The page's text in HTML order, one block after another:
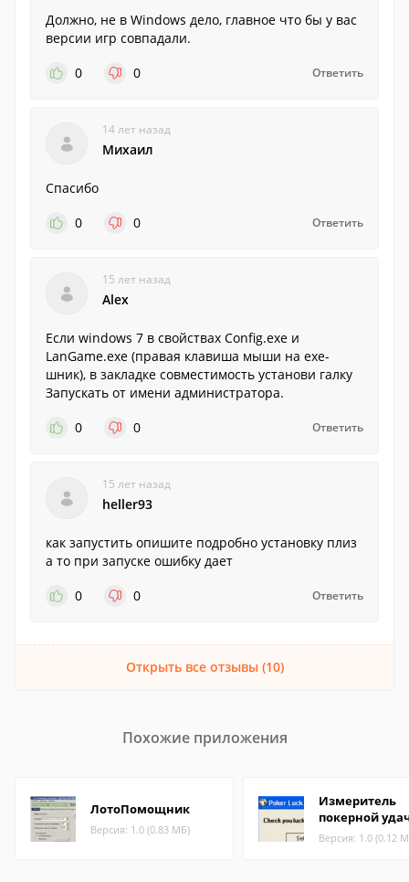
Должно, не в Windows дело, главное что бы у вас
версии игр совпадали.
0
0 Ответить
14 лет назад
Михаил
Спасибо
0
0 Ответить
15 лет назад
Alex
Если windows 7 в свойствах Config.exe и
LanGame.exe (правая клавиша мыши на exe-
шник), в закладке совместимость установи галку
Запускать от имени администратора.
0
0 Ответить
15 лет назад
heller93
как запустить опишите подробно установку плиз
а то при запуске ошибку дает
0
0 Ответить
Открыть все отзывы (10)
Похожие приложения
ЛотоПомощник
Версия: 1.0 (0.83 МБ)
Измеритель
покерной
Версия: 1.0 (0.12